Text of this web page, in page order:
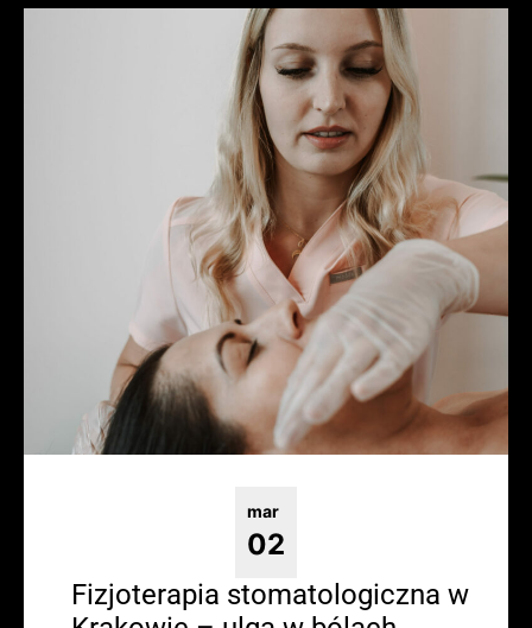
mar
02
Fizjoterapia stomatologiczna w